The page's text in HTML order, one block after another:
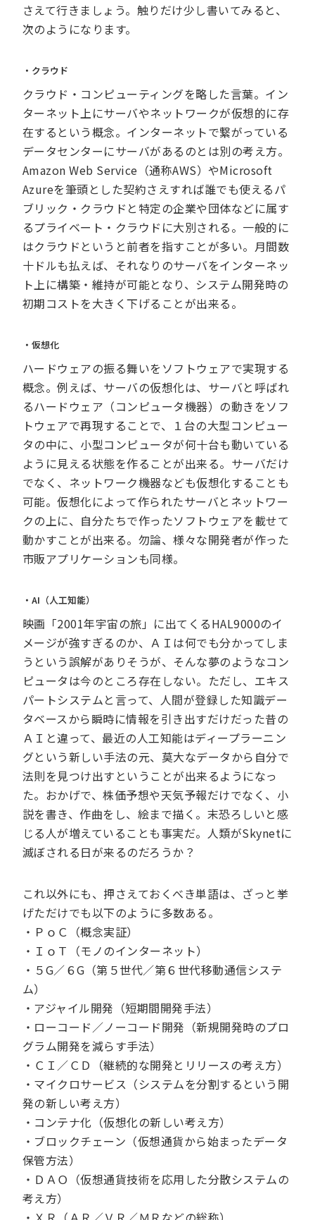
さえて行きましょう。触りだけ少し書いてみると、
次のようになります。
・クラウド
クラウド・コンピューティングを略した言葉。イン
ターネット上にサーバやネットワークが仮想的に存
在するという概念。インターネットで繋がっている
データセンターにサーバがあるのとは別の考え方。
Amazon Web Service（通称AWS）やMicrosoft
Azureを筆頭とした契約さえすれば誰でも使えるパ
ブリック・クラウドと特定の企業や団体などに属す
るプライベート・クラウドに大別される。一般的に
はクラウドというと前者を指すことが多い。月間数
十ドルも払えば、それなりのサーバをインターネッ
ト上に構築・維持が可能となり、システム開発時の
初期コストを大きく下げることが出来る。
・仮想化
ハードウェアの振る舞いをソフトウェアで実現する
概念。例えば、サーバの仮想化は、サーバと呼ばれ
るハードウェア（コンピュータ機器）の動きをソフ
トウェアで再現することで、１台の大型コンピュー
タの中に、小型コンピュータが何十台も動いている
ように見える状態を作ることが出来る。サーバだけ
でなく、ネットワーク機器なども仮想化することも
可能。仮想化によって作られたサーバとネットワー
クの上に、自分たちで作ったソフトウェアを載せて
動かすことが出来る。勿論、様々な開発者が作った
市販アプリケーションも同様。
・AI（人工知能）
映画「2001年宇宙の旅」に出てくるHAL9000のイ
メージが強すぎるのか、ＡＩは何でも分かってしま
うという誤解がありそうが、そんな夢のようなコン
ピュータは今のところ存在しない。ただし、エキス
パートシステムと言って、人間が登録した知識デー
タベースから瞬時に情報を引き出すだけだった昔の
ＡＩと違って、最近の人工知能はディープラーニン
グという新しい手法の元、莫大なデータから自分で
法則を見つけ出すということが出来るようになっ
た。おかげで、株価予想や天気予報だけでなく、小
説を書き、作曲をし、絵まで描く。末恐ろしいと感
じる人が増えていることも事実だ。人類がSkynetに
滅ぼされる日が来るのだろうか？
これ以外にも、押さえておくべき単語は、ざっと挙
げただけでも以下のように多数ある。
・ＰｏＣ（概念実証）
・ＩｏＴ（モノのインターネット）
・５G／６G（第５世代／第６世代移動通信システ
ム）
・アジャイル開発（短期間開発手法）
・ローコード／ノーコード開発（新規開発時のプロ
グラム開発を減らす手法）
・ＣＩ／ＣＤ（継続的な開発とリリースの考え方）
・マイクロサービス（システムを分割するという開
発の新しい考え方）
・コンテナ化（仮想化の新しい考え方）
・ブロックチェーン（仮想通貨から始まったデータ
保管方法）
・ＤＡＯ（仮想通貨技術を応用した分散システムの
考え方）